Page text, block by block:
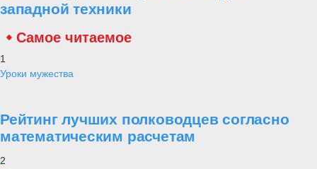
западной техники
Самое читаемое
1
Уроки мужества
Рейтинг лучших полководцев согласно
математическим расчетам
2